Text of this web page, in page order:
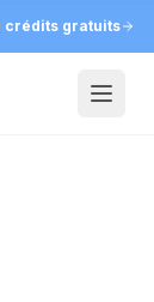
crédits gratuits